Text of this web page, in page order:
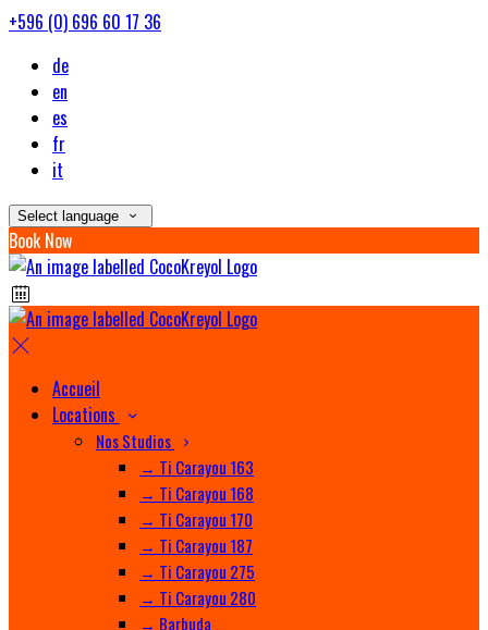
+596 (0) 696 60 17 36
de
en
es
fr
it
Select language
Book Now
Accueil
Locations
Nos Studios
→ Ti Carayou 163
→ Ti Carayou 168
→ Ti Carayou 170
→ Ti Carayou 187
→ Ti Carayou 275
→ Ti Carayou 280
→ Barbuda